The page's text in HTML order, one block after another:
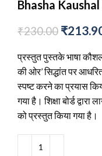
Bhasha
₹230.00 ₹
प्रस्तुत पुस्तके भाषा
की ओर’ सिद्धांत पर
स्पष्ट करने का प्रयास
गया है। शिक्षा बोर्ड
को प्रस्तुत किया गया है।